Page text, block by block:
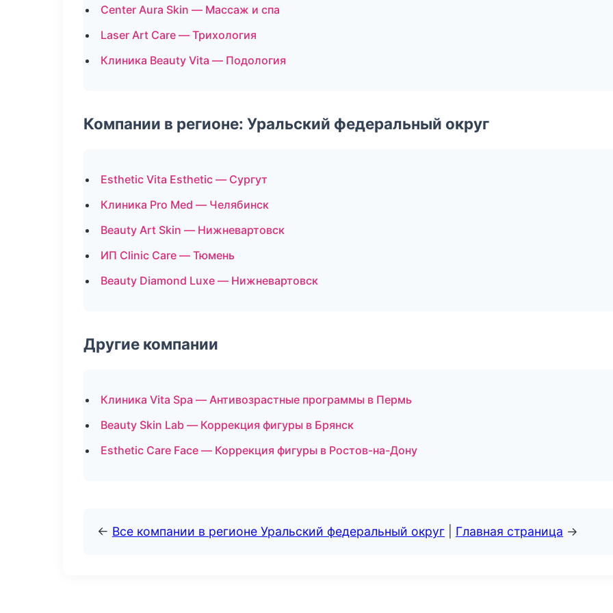
Center Aura Skin — Массаж и спа
Laser Art Care — Трихология
Клиника Beauty Vita — Подология
Компании в регионе: Уральский федеральный округ
Esthetic Vita Esthetic — Сургут
Клиника Pro Med — Челябинск
Beauty Art Skin — Нижневартовск
ИП Clinic Care — Тюмень
Beauty Diamond Luxe — Нижневартовск
Другие компании
Клиника Vita Spa — Антивозрастные программы в Пермь
Beauty Skin Lab — Коррекция фигуры в Брянск
Esthetic Care Face — Коррекция фигуры в Ростов-на-Дону
← Все компании в регионе Уральский федеральный округ Главная страница →